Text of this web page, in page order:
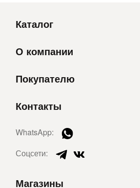
Каталог
О компании
Покупателю
Контакты
WhatsApp:
Соцсети:
Магазины